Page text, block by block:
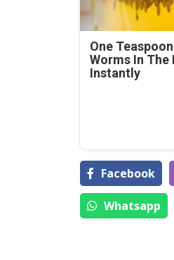
One
Worms In The
Instantly
Facebook
Whatsapp